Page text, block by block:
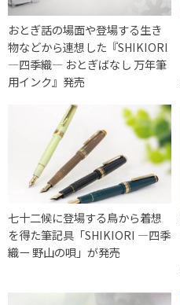
おとぎ話の場面や登場する生き
物などから連想した『SHIKIORI
―四季織― おとぎばなし 万年筆
用インク』発売
七十二候に登場する鳥から着想
を得た筆記具「SHIKIORI ―四季
織ー 野山の唄」が発売